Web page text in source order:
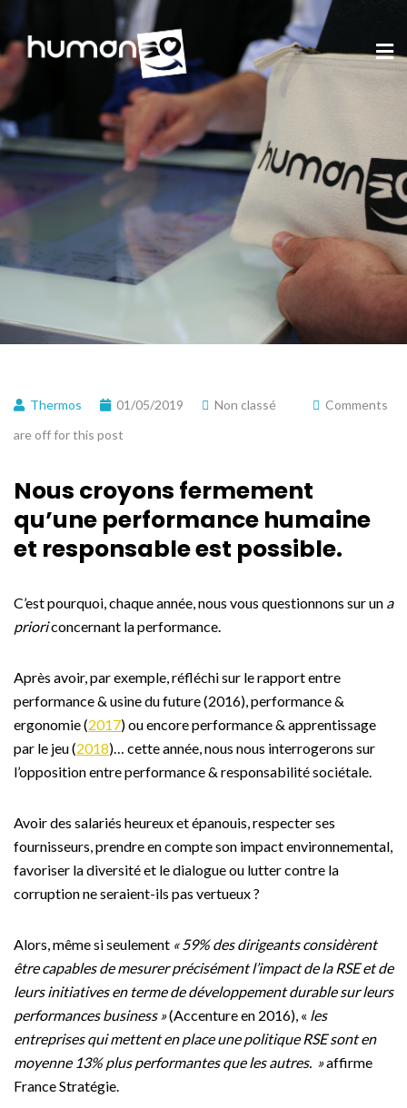
Thermos 01/05/2019 Non classé
Comments
are off for this post
Nous croyons fermement
qu’une performance humaine
et responsable est possible.
C’est pourquoi, chaque année, nous vous questionnons sur un a
prioriconcernant la performance.
Après avoir, par exemple, réfléchi sur le rapport entre
performance & usine du future (2016), performance &
ergonomie (2017) ou encore performance & apprentissage
par le jeu (2018)… cette année, nous nous interrogerons sur
l’opposition entre performance & responsabilité sociétale.
Avoir des salariés heureux et épanouis, respecter ses
fournisseurs, prendre en compte son impact environnemental,
favoriser la diversité et le dialogue ou lutter contre la
corruption ne seraient-ils pas vertueux ?
Alors, même si seulement « 59% des dirigeants considèrent
être capables de mesurer précisément l’impact de la RSE et de
leurs initiatives en terme de développement durable sur leurs
performances business »(Accenture en 2016), « les
entreprises qui mettent en place une politique RSE sont en
moyenne 13% plus performantes que les autres. »affirme
France Stratégie.